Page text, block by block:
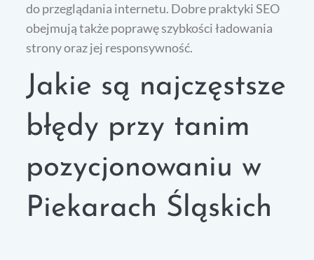
do przeglądania internetu. Dobre praktyki SEO
obejmują także poprawę szybkości ładowania
strony oraz jej responsywność.
Jakie są najczęstsze
błędy przy tanim
pozycjonowaniu w
Piekarach Śląskich